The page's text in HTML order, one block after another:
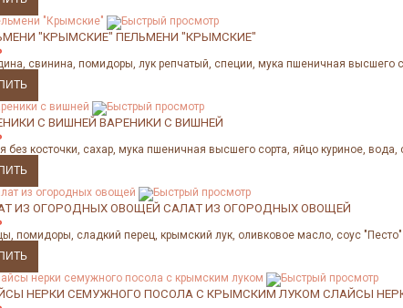
"КРЫМСКИЕ" ПЕЛЬМЕНИ "КРЫМСКИЕ"
свинина, помидоры, лук репчатый, специи, мука пшеничная высшего
С ВИШНЕЙ ВАРЕНИКИ С ВИШНЕЙ
без косточки, сахар, мука пшеничная высшего сорта, яйцо куриное, вода,
ИЗ ОГОРОДНЫХ ОВОЩЕЙ САЛАТ ИЗ ОГОРОДНЫХ ОВОЩЕЙ
помидоры, сладкий перец, крымский лук, оливковое масло, соус
НЕРКИ СЕМУЖНОГО ПОСОЛА С КРЫМСКИМ ЛУКОМ СЛАЙСЫ